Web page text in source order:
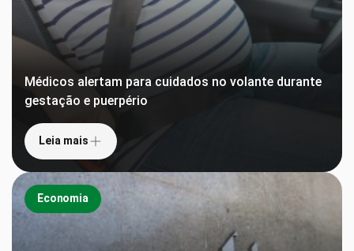
Médicos alertam para cuidados no volante durante
gestação e puerpério
Leia mais
Economia